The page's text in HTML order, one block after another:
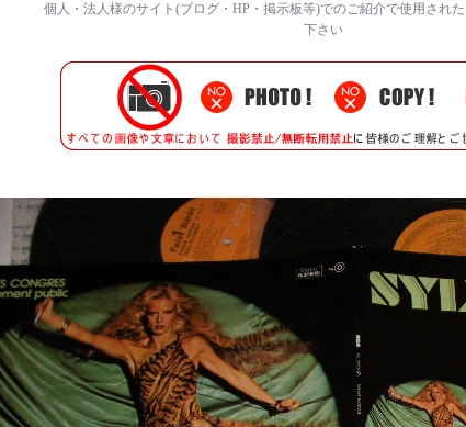
個人・法人様のサイト(ブログ・HP・掲示板等)でのご紹介で使用され
下さい